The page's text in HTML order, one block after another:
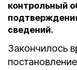
контрольный
сведений.
Закончилось